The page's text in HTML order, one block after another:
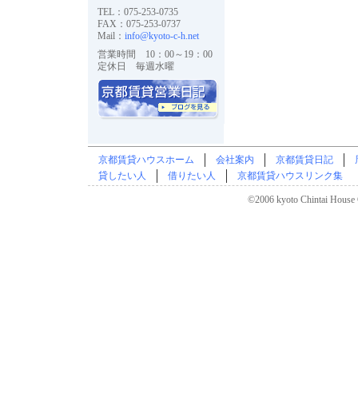
TEL：075-253-0735
FAX：075-253-0737
Mail： info@kyoto-c-h.net
営業時間 10：00～19：00
定休日 毎週水曜
京都賃貸ハウスホーム 会社案内 京都賃貸日記
貸したい人
借りたい人 京都賃貸ハウスリンク集
©2006 kyoto Chintai House